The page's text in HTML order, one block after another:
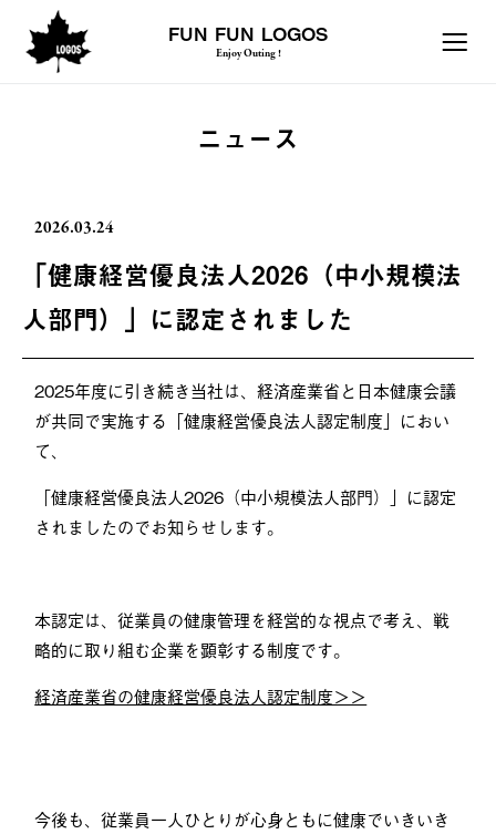
FUN FUN LOGOS
Enjoy Outing !
ニュース
2026.03.24
「健康経営優良法人2026（中小規模法
人部門）」に認定されました
2025年度に引き続き当社は、経済産業省と日本健康会議
が共同で実施する「健康経営優良法人認定制度」におい
て、
「健康経営優良法人2026（中小規模法人部門）」に認定
されましたのでお知らせします。
本認定は、従業員の健康管理を経営的な視点で考え、戦
略的に取り組む企業を顕彰する制度です。
経済産業省の健康経営優良法人認定制度＞＞
今後も、従業員一人ひとりが心身ともに健康でいきいき